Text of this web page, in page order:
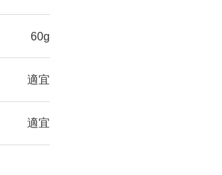
60g
適宜
適宜